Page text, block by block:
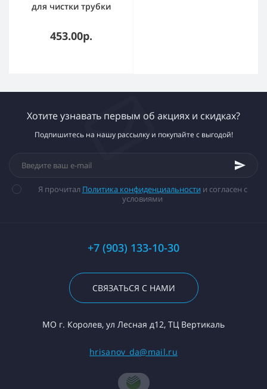
для чистки трубки
зеленый
453.00р.
Хотите узнавать первым об акциях и скидках?
Подпишитесь на нашу рассылку и покупайте с выгодой!
Я прочитал Политика конфиденциальности и согласен с
условиями
+7 (903) 133-10-30
СВЯЗАТЬСЯ С НАМИ
МО г. Королев, ул Лесная д12, ТЦ Вертикаль
hrisanov_da@mail.ru